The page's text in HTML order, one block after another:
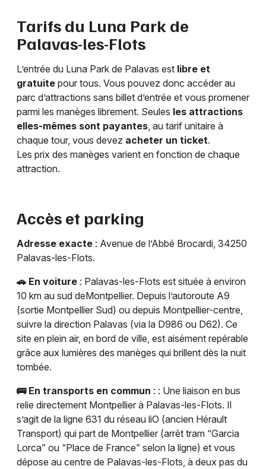
Tarifs du Luna Park de
Palavas-les-Flots
L’entrée du Luna Park de Palavas est libre et
gratuite pour tous. Vous pouvez donc accéder au
parc d’attractions sans billet d’entrée et vous promener
parmi les manèges librement. Seules les attractions
elles-mêmes sont payantes , au tarif unitaire à
chaque tour, vous devez acheter un ticket.
Les prix des manèges varient en fonction de chaque
attraction.
Accès et parking
Adresse exacte : Avenue de l’Abbé Brocardi, 34250
Palavas-les-Flots.
🚗 En voiture : Palavas-les-Flots est située à environ
10 km au sud deMontpellier. Depuis l’autoroute A9
(sortie Montpellier Sud) ou depuis Montpellier-centre,
suivre la direction Palavas (via la D986 ou D62). Ce
site en plein air, en bord de ville, est aisément repérable
grâce aux lumières des manèges qui brillent dès la nuit
tombée.
🚌 En transports en commun : : Une liaison en bus
relie directement Montpellier à Palavas-les-Flots. Il
s’agit de la ligne 631 du réseau liO (ancien Hérault
Transport) qui part de Montpellier (arrêt tram “Garcia
Lorca” ou “Place de France” selon la ligne) et vous
dépose au centre de Palavas-les-Flots, à deux pas du